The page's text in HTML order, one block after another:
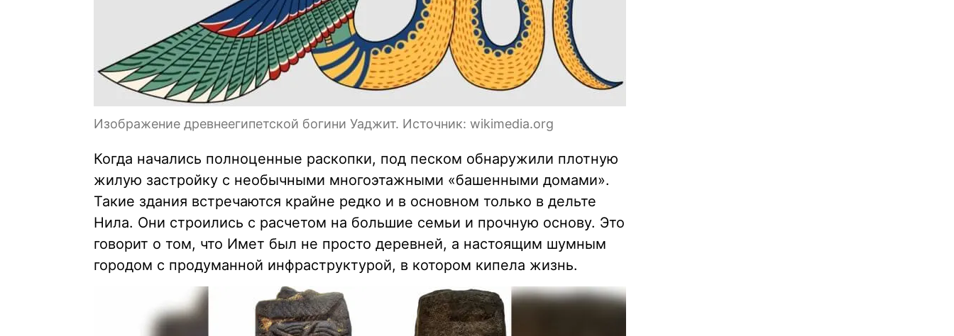
Изображение древнеегипетской богини Уаджит. Источник: wikimedia.org
Когда начались полноценные раскопки, под песком обнаружили плотную
жилую застройку с необычными многоэтажными «башенными домами».
Такие здания встречаются крайне редко и в основном только в дельте
Нила. Они строились с расчетом на большие семьи и прочную основу. Это
говорит о том, что Имет был не просто деревней, а настоящим шумным
городом с продуманной инфраструктурой, в котором кипела жизнь.